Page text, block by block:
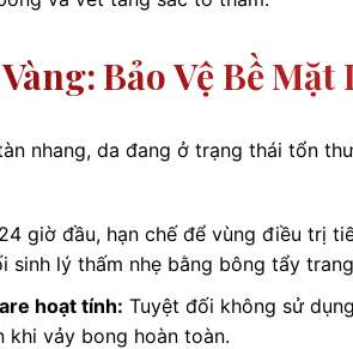
Bảo Vệ Bề Mặt
nhang, da đang ở trạng thái tổn
giờ đầu, hạn chế để vùng điều trị
sinh lý thấm nhẹ bằng bông tẩy
hoạt tính: Tuyệt đối không sử
vảy bong hoàn toàn.